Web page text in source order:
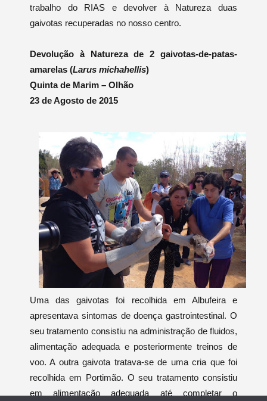
trabalho do RIAS e devolver à Natureza duas
gaivotas recuperadas no nosso centro.
Devolução à Natureza de 2 gaivotas-de-patas-
amarelas (Larus michahellis)
Quinta de Marim – Olhão
23 de Agosto de 2015
Uma das gaivotas foi recolhida em Albufeira e
apresentava sintomas de doença gastrointestinal. O
seu tratamento consistiu na administração de fluidos,
alimentação adequada e posteriormente treinos de
voo. A outra gaivota tratava-se de uma cria que foi
recolhida em Portimão. O seu tratamento consistiu
em alimentação adequada até completar o